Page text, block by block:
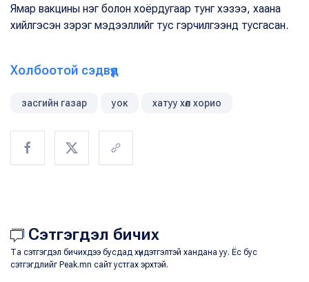
Ямар вакцины нэг болон хоёрдугаар тунг хэзээ, хаана
хийлгэсэн зэрэг мэдээллийг тус гэрчилгээнд тусгасан.
Холбоотой сэдвүүд
засгийн газар уок хатуу хөл хорио
Сэтгэгдэл бичих
Та сэтгэгдэл бичихдээ бусдад хүндэтгэлтэй хандана уу. Ёс бус
сэтгэгдлийг Peak.mn сайт устгах эрхтэй.